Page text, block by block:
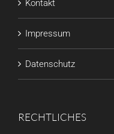
Kontakt
Impressum
Datenschutz
RECHTLICHES